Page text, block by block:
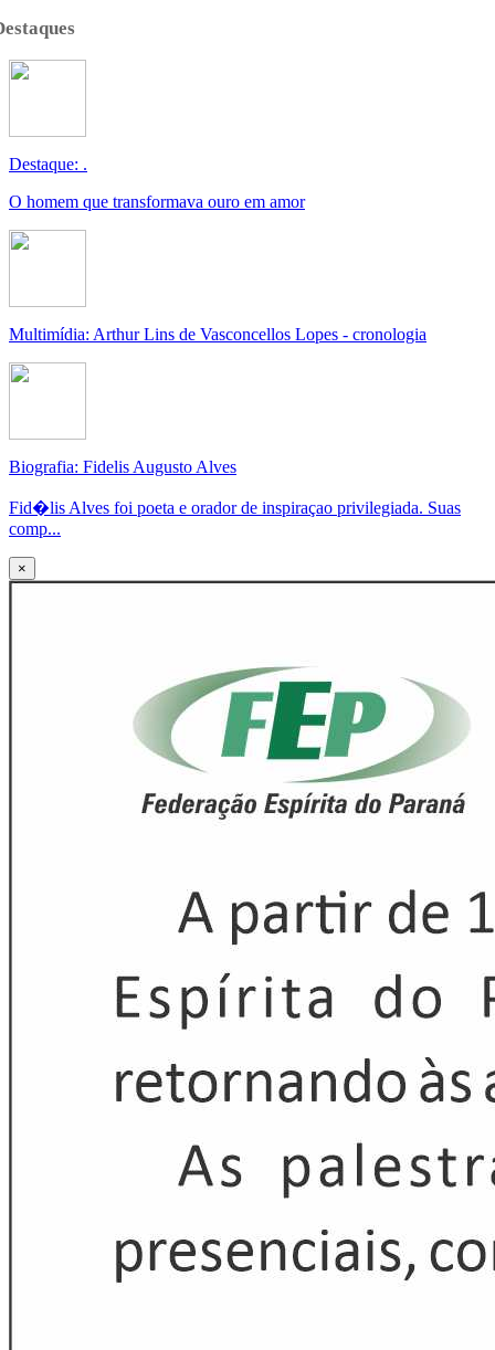
Destaque: .
O homem que transformava ouro em amor
Multimídia: Arthur Lins de Vasconcellos Lopes - cronologia
Biografia: Fidelis Augusto Alves
Fid�lis Alves foi poeta e orador de inspiraçao privilegiada. Suas
comp...
×